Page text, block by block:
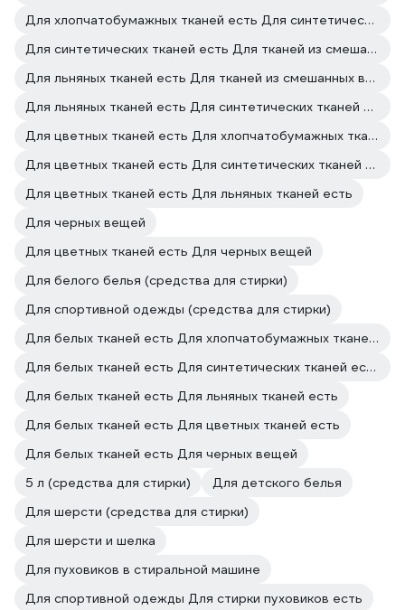
Для хлопчатобумажных тканей есть Для синтетических тканей есть
Для синтетических тканей есть Для тканей из смешанных волокон есть
Для льняных тканей есть Для тканей из смешанных волокон есть
Для льняных тканей есть Для синтетических тканей есть
Для цветных тканей есть Для хлопчатобумажных тканей есть
Для цветных тканей есть Для синтетических тканей есть
Для цветных тканей есть Для льняных тканей есть
Для черных вещей
Для цветных тканей есть Для черных вещей
Для белого белья (средства для стирки)
Для спортивной одежды (средства для стирки)
Для белых тканей есть Для хлопчатобумажных тканей есть
Для белых тканей есть Для синтетических тканей есть
Для белых тканей есть Для льняных тканей есть
Для белых тканей есть Для цветных тканей есть
Для белых тканей есть Для черных вещей
5 л (средства для стирки)
Для детского белья
Для шерсти (средства для стирки)
Для шерсти и шелка
Для пуховиков в стиральной машине
Для спортивной одежды Для стирки пуховиков есть